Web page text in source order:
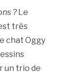
? Le
très
chat Oggy
un trio de